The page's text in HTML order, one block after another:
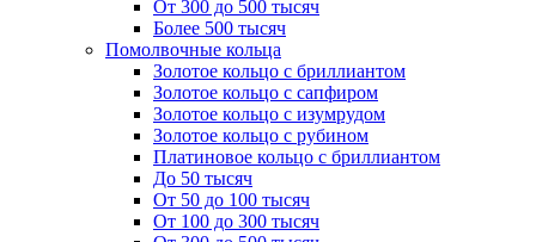
От 300 до 500 тысяч
Более 500 тысяч
Помолвочные кольца
Золотое кольцо с бриллиантом
Золотое кольцо с сапфиром
Золотое кольцо с изумрудом
Золотое кольцо с рубином
Платиновое кольцо с бриллиантом
До 50 тысяч
От 50 до 100 тысяч
От 100 до 300 тысяч